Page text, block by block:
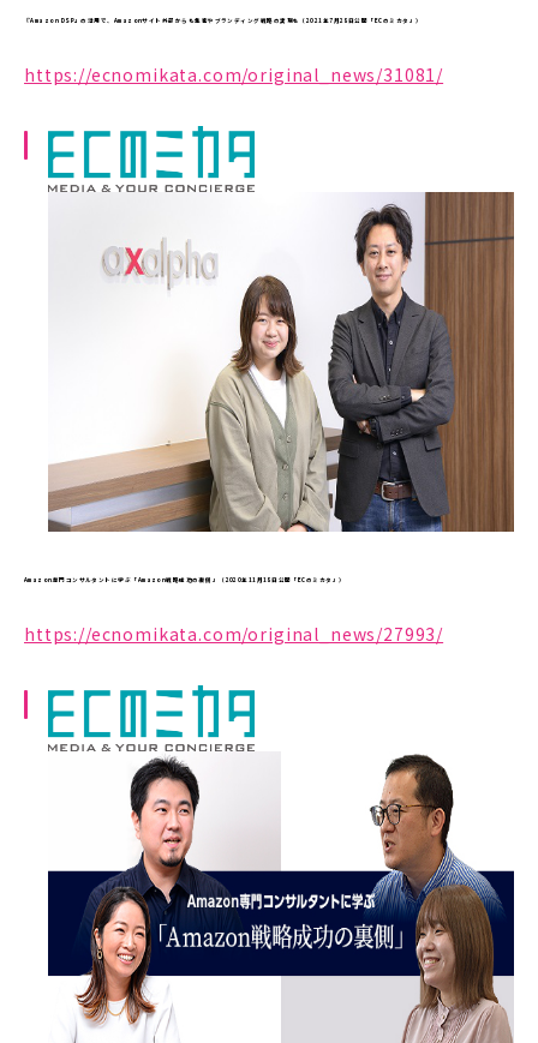
『Amazon DSP』の活用で、Amazonサイト外部からも集客やブランディング戦略の実現を（2021年7月28日公開「ECのミカタ」）
https://ecnomikata.com/original_news/31081/
Amazon専門コンサルタントに学ぶ「Amazon戦略成功の裏側」（2020年11月18日公開「ECのミカタ」）
https://ecnomikata.com/original_news/27993/